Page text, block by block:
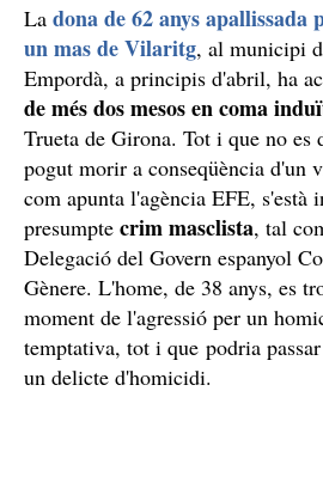
La dona de 62 anys apallissada
un mas de Vilaritg, al municipi
Empordà, a principis d'abril, ha
de més dos mesos en coma
Trueta de Girona. Tot i que no es
pogut morir a conseqüència d'un
com apunta l'agència EFE, s'està
presumpte crim masclista, tal
Delegació del Govern espanyol
Gènere. L'home, de 38 anys, es
moment de l'agressió per un
temptativa, tot i que podria
un delicte d'homicidi.